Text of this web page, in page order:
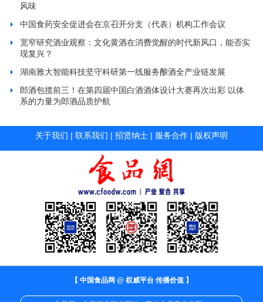
风味
中国食药安全促进会在京召开分支（代表）机构工作会议
宽窄研究酒业观察：文化黄酒在消费觉醒的时代新风口，能否实
现复兴？
湖南雅大智能科技坚守科研第一线服务酿酒全产业链发展
郎酒包揽前三！在第四届中国白酒酒体设计大赛再次出彩 以体
系的力量为郎酒品质护航
关于我们 | 联系我们 | 招贤纳士 | 服务合作 | 版权声明
【 中国食品网 @ 权威平台 传播价值 】